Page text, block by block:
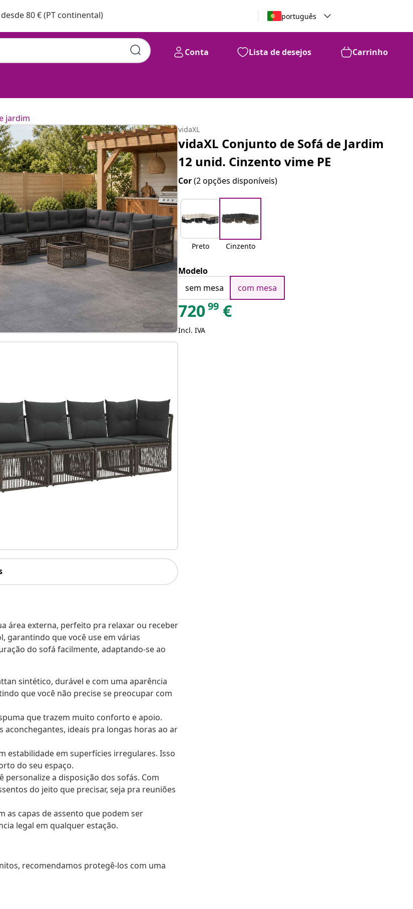
80 € (PT continental) português
Conta Lista de desejos Carrinho
jardim
área externa, perfeito pra relaxar ou receber
garantindo que você use em várias
do sofá facilmente, adaptando-se ao
sintético, durável e com uma aparência
que você não precise se preocupar com
que trazem muito conforto e apoio.
aconchegantes, ideais pra longas horas ao ar
estabilidade em superfícies irregulares. Isso
do seu espaço.
a disposição dos sofás. Com
do jeito que precisar, seja pra reuniões
as capas de assento que podem ser
legal em qualquer estação.
recomendamos protegê-los com uma
vidaXL
vidaXL Conjunto de Sofá de Jardim
12 unid. Cinzento vime PE
Cor(2 opções disponíveis)
Preto Cinzento
Modelo
sem mesa
com mesa
72099 €
Incl. IVA